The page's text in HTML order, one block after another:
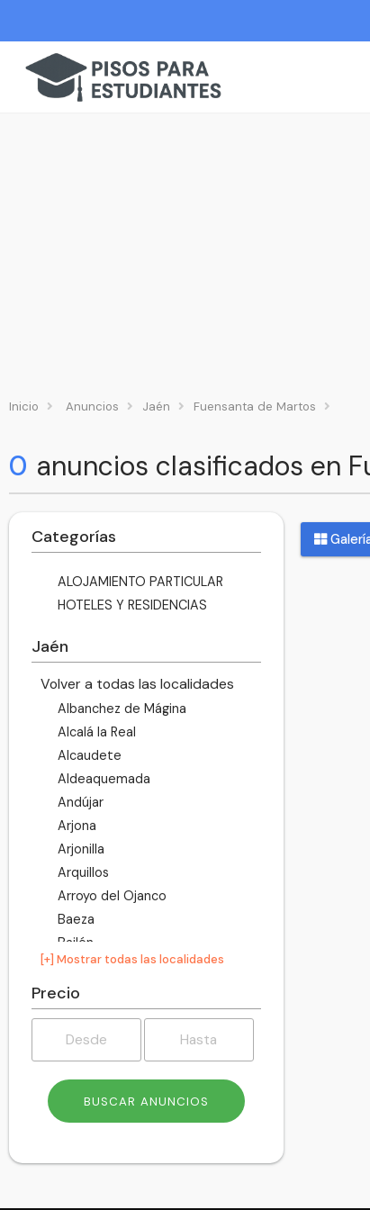
Inicio Anuncios Jaén Fuensanta de Martos
0 anuncios clasificados en
Categorías
ALOJAMIENTO PARTICULAR
HOTELES Y RESIDENCIAS
Jaén
Volver a todas las localidades
Albanchez de Mágina
Alcalá la Real
Alcaudete
Aldeaquemada
Andújar
Arjona
Arjonilla
Arquillos
Arroyo del Ojanco
Baeza
Bailén
Baños de la Encina
Beas de Segura
Bedmar y Garcíez
Begíjar
Bélmez de la Moraleda
Benatae
Cabra del Santo Cristo
[+] Mostrar todas las localidades
Precio